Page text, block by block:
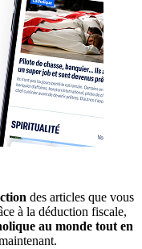
des articles que vous
à la déduction fiscale,
au monde tout en